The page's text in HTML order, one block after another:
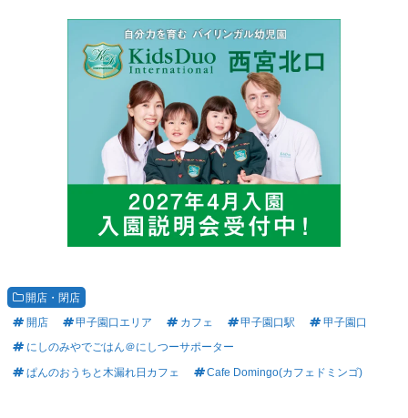
開店・閉店
開店
甲子園口エリア カフェ 甲子園口駅
甲子園口
にしのみやでごはん＠にしつーサポーター
ぱんのおうちと木漏れ日カフェ
Cafe Domingo(カフェドミンゴ)